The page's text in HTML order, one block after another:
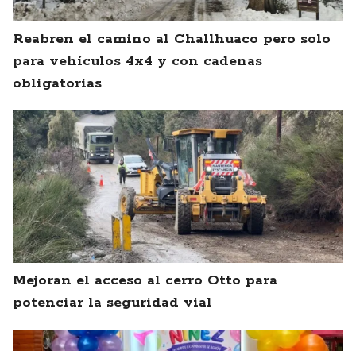
Reabren el camino al Challhuaco pero solo
para vehículos 4x4 y con cadenas
obligatorias
Mejoran el acceso al cerro Otto para
potenciar la seguridad vial